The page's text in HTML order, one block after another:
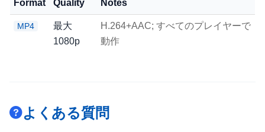
Format Quality Notes
MP4
最大
1080p
H.264+AAC; すべてのプレイヤーで
動作
よくある質問